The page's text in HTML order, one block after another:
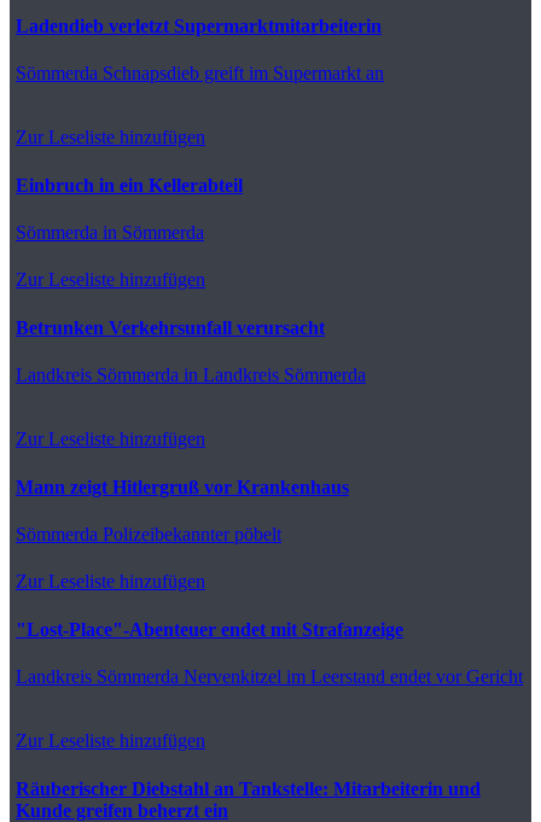
Ladendieb verletzt Supermarktmitarbeiterin
Sömmerda Schnapsdieb greift im Supermarkt an
Zur Leseliste hinzufügen
Einbruch in ein Kellerabteil
Sömmerda in Sömmerda
Zur Leseliste hinzufügen
Betrunken Verkehrsunfall verursacht
Landkreis Sömmerda in Landkreis Sömmerda
Zur Leseliste hinzufügen
Mann zeigt Hitlergruß vor Krankenhaus
Sömmerda Polizeibekannter pöbelt
Zur Leseliste hinzufügen
"Lost-Place"-Abenteuer endet mit Strafanzeige
Landkreis Sömmerda Nervenkitzel im Leerstand endet vor Gericht
Zur Leseliste hinzufügen
Räuberischer Diebstahl an Tankstelle: Mitarbeiterin und
Kunde greifen beherzt ein